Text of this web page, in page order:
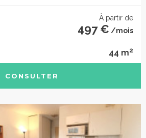
À partir de
497 € /mois
44 m2
CONSULTER